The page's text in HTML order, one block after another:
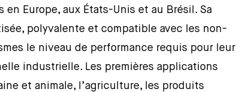
Europe, aux États-Unis et au Brésil. Sa
polyvalente et compatible avec les non-
le niveau de performance requis pour leur
industrielle. Les premières applications
et animale, l’agriculture, les produits